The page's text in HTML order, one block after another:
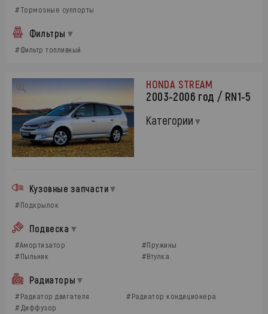
#Тормозные суппорты
Фильтры
#Фильтр топливный
HONDA STREAM
2003-2006 год / RN1-5
Категории
Кузовные запчасти
#Подкрылок
Подвеска
#Амортизатор
#Пружины
#Пыльник
#Втулка
Радиаторы
#Радиатор двигателя
#Радиатор кондиционера
#Диффузор